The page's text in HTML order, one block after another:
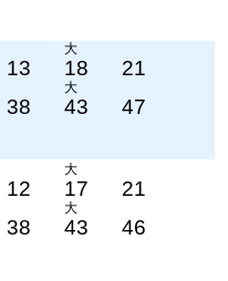
13
大
18 21
38
大
43 47
12
大
17 21
38
大
43 46